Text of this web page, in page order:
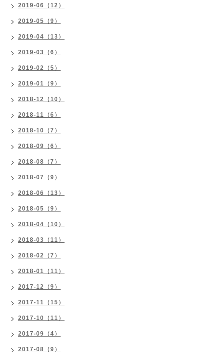
2019-06（12）
2019-05（9）
2019-04（13）
2019-03（6）
2019-02（5）
2019-01（9）
2018-12（10）
2018-11（6）
2018-10（7）
2018-09（6）
2018-08（7）
2018-07（9）
2018-06（13）
2018-05（9）
2018-04（10）
2018-03（11）
2018-02（7）
2018-01（11）
2017-12（9）
2017-11（15）
2017-10（11）
2017-09（4）
2017-08（9）